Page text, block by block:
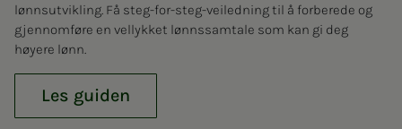
lønnsutvikling. Få steg-for-steg-veiledning til å forberede og
gjennomføre en vellykket lønnssamtale som kan gi deg
høyere lønn.
Les guiden